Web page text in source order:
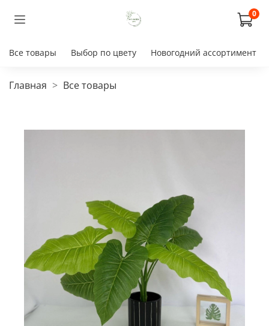
0
Все товары Выбор по цвету Новогодний ассортимент
Главная Все товары